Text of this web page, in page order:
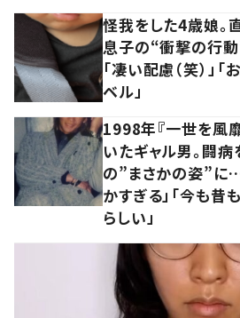
怪我をした4歳娘。
息子の“衝撃の行
「凄い配慮（笑）」
ベル」
1998年『一世を風
いたギャル男。闘
の”まさかの姿”に…
かすぎる」「今も昔
らしい」